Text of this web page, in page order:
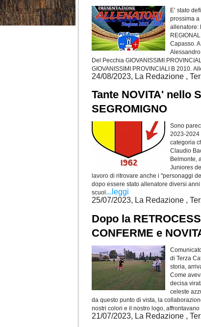
E’ stato
prossima a
allenatore:
Capasso.
Del Pecchia GIOVANISSIMI
GIOVANISSIMI PROVINCIALI B 2010.
24/08/2023, La Redazione ,
Tante NOVITA' nello
SEGROMIGNO
Sono
2023-2024
categoria
Claudio
Belmonte,
Juniores
lavoro di ritrovare anche i "personaggi
dopo essere stato allenatore diversi
scuol ...leggi
25/07/2023, La Redazione ,
Dopo la
CONFERME e
di Terza
storia,
Come
decisa
celeste
da questo punto di vista, la
nostri colori e il nostro logo,
21/07/2023, La Redazione ,